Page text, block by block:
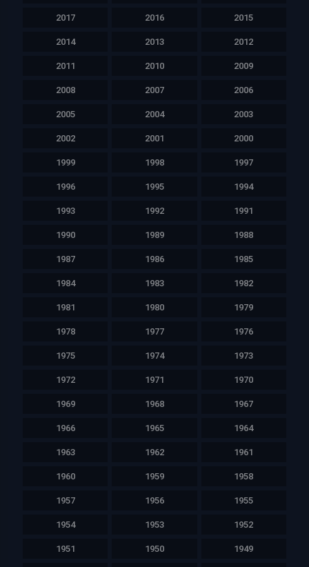
2017 2016 2015
2014 2013 2012
2011 2010 2009
2008 2007 2006
2005 2004 2003
2002 2001 2000
1999 1998 1997
1996 1995 1994
1993 1992 1991
1990 1989 1988
1987 1986 1985
1984 1983 1982
1981 1980 1979
1978 1977 1976
1975 1974 1973
1972 1971 1970
1969 1968 1967
1966 1965 1964
1963 1962 1961
1960 1959 1958
1957 1956 1955
1954 1953 1952
1951 1950 1949